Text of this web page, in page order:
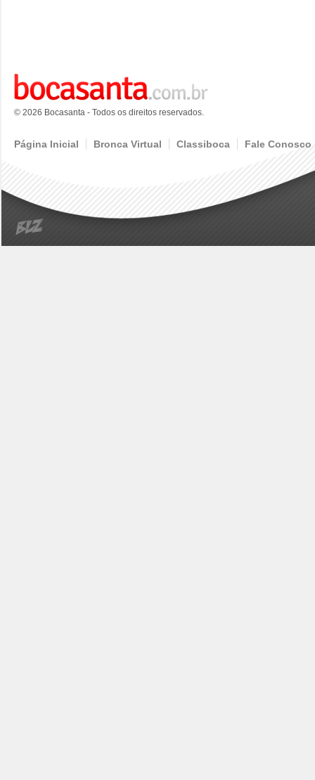
© 2026 Bocasanta - Todos os direitos reservados.
Página Inicial Bronca Virtual Classiboca Fale Conosco